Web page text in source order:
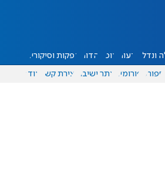
ונדל"ן דעות אוכל יהדות הפקות וסיקורים
ספורט פורומים אתר ישיבה יצירת קשר עוד